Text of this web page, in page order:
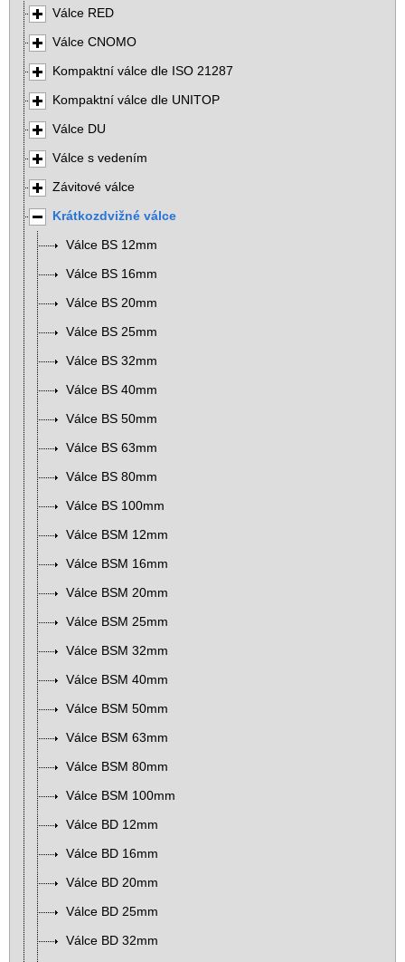
Válce RED
Válce CNOMO
Kompaktní válce dle ISO 21287
Kompaktní válce dle UNITOP
Válce DU
Válce s vedením
Závitové válce
Krátkozdvižné válce
Válce BS 12mm
Válce BS 16mm
Válce BS 20mm
Válce BS 25mm
Válce BS 32mm
Válce BS 40mm
Válce BS 50mm
Válce BS 63mm
Válce BS 80mm
Válce BS 100mm
Válce BSM 12mm
Válce BSM 16mm
Válce BSM 20mm
Válce BSM 25mm
Válce BSM 32mm
Válce BSM 40mm
Válce BSM 50mm
Válce BSM 63mm
Válce BSM 80mm
Válce BSM 100mm
Válce BD 12mm
Válce BD 16mm
Válce BD 20mm
Válce BD 25mm
Válce BD 32mm